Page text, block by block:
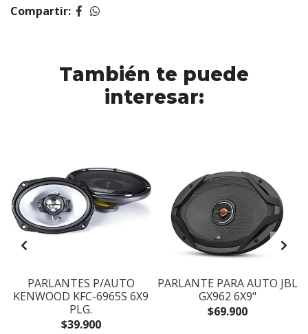
Compartir:
También te puede
interesar:
PARLANTES P/AUTO
KENWOOD KFC-6965S 6X9
PLG.
$39.900
PARLANTE PARA AUTO JBL
GX962 6X9"
$69.900